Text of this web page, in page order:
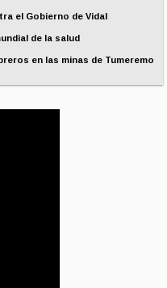
el Gobierno de Vidal
de la salud
en las minas de Tumeremo